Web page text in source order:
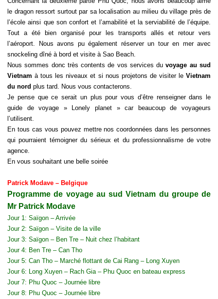
le dragon ressort surtout par sa localisation au milieu du village près de
l’école ainsi que son confort et l’amabilité et la serviabilité de l’équipe.
Tout a été bien organisé pour les transports allés et retour vers
l’aéroport. Nous avons pu également réserver un tour en mer avec
snockeling dîné à bord et visite à Sao Beach.
Nous sommes donc très contents de vos services duvoyage au sud
Vietnam à tous les niveaux et si nous projetons de visiter le Vietnam
du nord plus tard. Nous vous contacterons.
Je pense que ce serait un plus pour vous d’être renseigner dans le
guide de voyage » Lonely planet » car beaucoup de voyageurs
l’utilisent.
En tous cas vous pouvez mettre nos coordonnées dans les personnes
qui pourraient témoigner du sérieux et du professionnalisme de votre
agence.
En vous souhaitant une belle soirée
Patrick Modave – Belgique
Programme de voyage au sud Vietnam du groupe de
Mr Patrick Modave
Jour 1: Saïgon – Arrivée
Jour 2: Saïgon – Visite de la ville
Jour 3: Saïgon – Ben Tre – Nuit chez l’habitant
Jour 4: Ben Tre – Can Tho
Jour 5: Can Tho – Marché flottant de Cai Rang – Long Xuyen
Jour 6: Long Xuyen – Rach Gia – Phu Quoc en bateau express
Jour 7: Phu Quoc – Journée libre
Jour 8: Phu Quoc – Journée libre